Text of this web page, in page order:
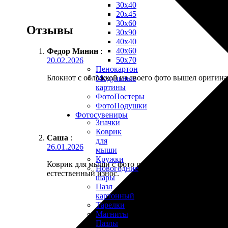
30х40
20х45
30х60
30х90
40х40
40х60
50х70
Пенокартон
Модульные
картины
ФотоПостеры
ФотоПодушки
Фотоcувениры
Значки
Коврик
для
мыши
Кружки
Новогодние
шары
Пазл
картонный
Тарелки
Магниты
Пазлы
Отзывы
Федор Минин :
20.02.2026
Блокнот с обложкой из своего фото вышел
Саша :
26.01.2026
Коврик для мыши с фото питомца скользит
естественный износ.